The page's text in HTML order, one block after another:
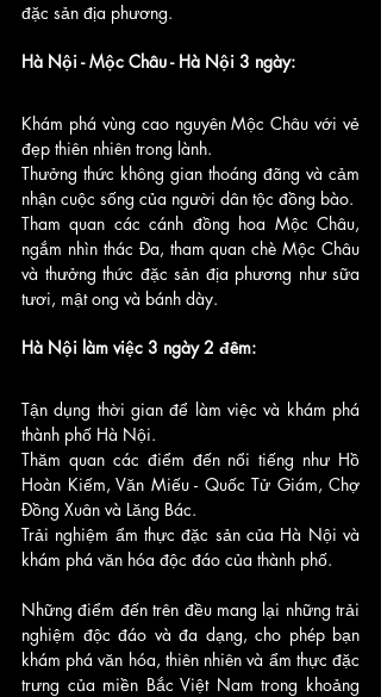
đặc sản địa phương.
Hà Nội - Mộc Châu - Hà Nội 3 ngày:
Khám phá vùng cao nguyên Mộc Châu với vẻ
đẹp thiên nhiên trong lành.
Thưởng thức không gian thoáng đãng và cảm
nhận cuộc sống của người dân tộc đồng bào.
Tham quan các cánh đồng hoa Mộc Châu,
ngắm nhìn thác Đa, tham quan chè Mộc Châu
và thưởng thức đặc sản địa phương như sữa
tươi, mật ong và bánh dày.
Hà Nội làm việc 3 ngày 2 đêm:
Tận dụng thời gian để làm việc và khám phá
thành phố Hà Nội.
Thăm quan các điểm đến nổi tiếng như Hồ
Hoàn Kiếm, Văn Miếu - Quốc Tử Giám, Chợ
Đồng Xuân và Lăng Bác.
Trải nghiệm ẩm thực đặc sản của Hà Nội và
khám phá văn hóa độc đáo của thành phố.
Những điểm đến trên đều mang lại những trải
nghiệm độc đáo và đa dạng, cho phép bạn
khám phá văn hóa, thiên nhiên và ẩm thực đặc
trưng của miền Bắc Việt Nam trong khoảng